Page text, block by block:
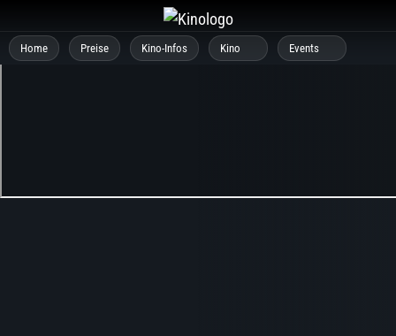
Inhalt
springen
Home Preise Kino-Infos Kino Events